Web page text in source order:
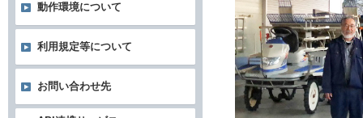
動作環境について
利用規定等について
お問い合わせ先